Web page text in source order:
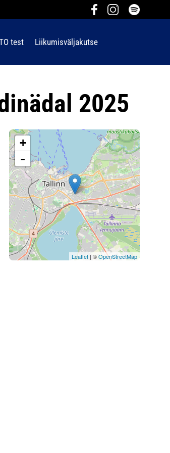
test Liikumisväljakutse
2025
+
-
Leaflet | ©OpenStreetMap